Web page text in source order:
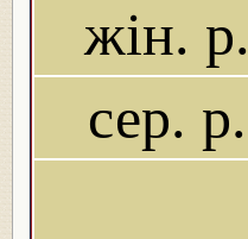
жін. р.
сер. р.